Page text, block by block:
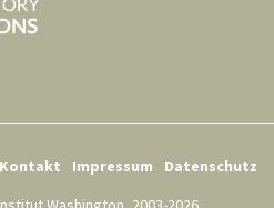
Kontakt Impressum
Datenschutz